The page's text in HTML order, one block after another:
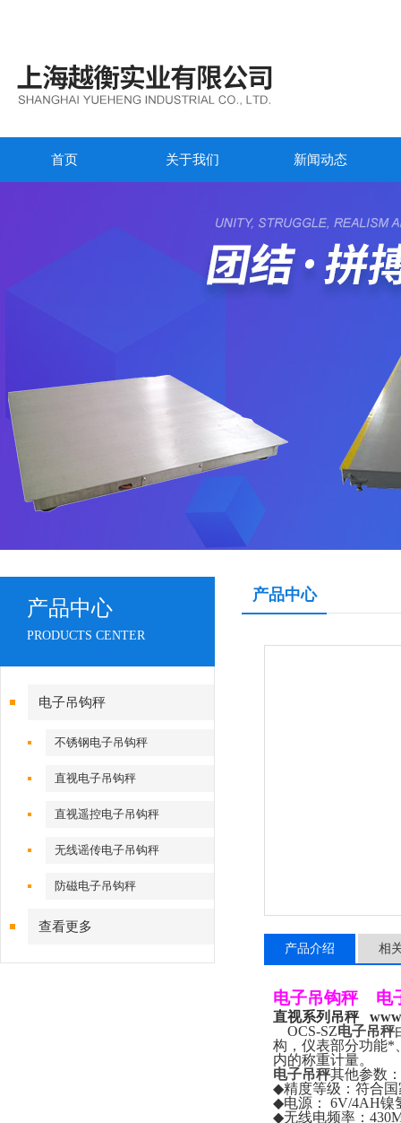
首页 关于我们 新闻动态
产品中心
PRODUCTS CENTER
电子吊钩秤
不锈钢电子吊钩秤
直视电子吊钩秤
直视遥控电子吊钩秤
无线谣传电子吊钩秤
防磁电子吊钩秤
查看更多
产品中心
产品介绍 相
电子吊钩秤 电
直视系列吊秤
OCS-SZ电子吊秤
构，仪表部分功能*
内的称重计量。
电子吊秤其他参数：
◆精度等级：符合
◆电源： 6V/4AH镍
◆无线电频率：